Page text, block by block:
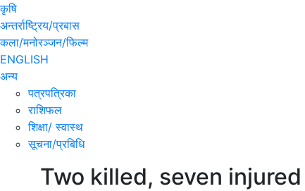
कृषि
अन्तर्राष्ट्रिय/प्रबास
कला/मनोरञ्जन/फिल्म
ENGLISH
अन्य
पत्रपत्रिका
राशिफल
शिक्षा/ स्वास्थ
सूचना/प्रबिधि
Two killed, seven